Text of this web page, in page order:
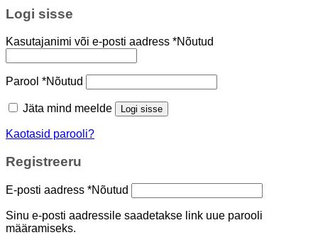
Logi sisse
Kasutajanimi või e-posti aadress *Nõutud
Parool *Nõutud
Jäta mind meelde Logi sisse
Kaotasid parooli?
Registreeru
E-posti aadress *Nõutud
Sinu e-posti aadressile saadetakse link uue parooli
määramiseks.